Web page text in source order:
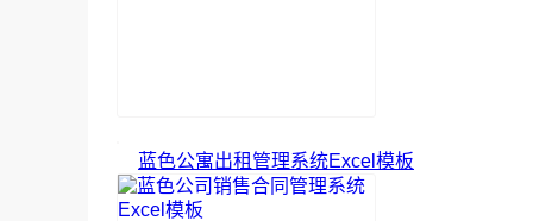
蓝色公寓出租管理系统Excel模板